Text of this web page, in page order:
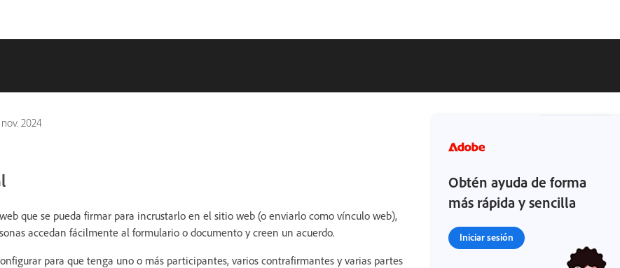
nov. 2024
que se pueda firmar para incrustarlo en el sitio web (o enviarlo como vínculo web),
accedan fácilmente al formulario o documento y creen un acuerdo.
para que tenga uno o más participantes, varios contrafirmantes y varias partes
Obtén ayuda de forma
más rápida y sencilla
Iniciar sesión